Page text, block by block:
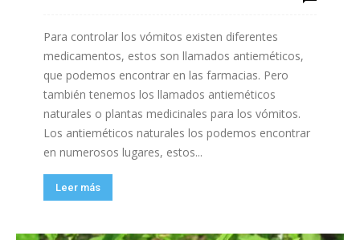
Para controlar los vómitos existen diferentes
medicamentos, estos son llamados antieméticos,
que podemos encontrar en las farmacias. Pero
también tenemos los llamados antieméticos
naturales o plantas medicinales para los vómitos.
Los antieméticos naturales los podemos encontrar
en numerosos lugares, estos...
Leer más